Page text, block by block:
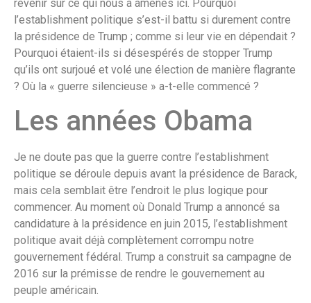
revenir sur ce qui nous a amenés ici. Pourquoi
l’establishment politique s’est-il battu si durement contre
la présidence de Trump ; comme si leur vie en dépendait ?
Pourquoi étaient-ils si désespérés de stopper Trump
qu’ils ont surjoué et volé une élection de manière flagrante
? Où la « guerre silencieuse » a-t-elle commencé ?
Les années Obama
Je ne doute pas que la guerre contre l’establishment
politique se déroule depuis avant la présidence de Barack,
mais cela semblait être l’endroit le plus logique pour
commencer. Au moment où Donald Trump a annoncé sa
candidature à la présidence en juin 2015, l’establishment
politique avait déjà complètement corrompu notre
gouvernement fédéral. Trump a construit sa campagne de
2016 sur la prémisse de rendre le gouvernement au
peuple américain.